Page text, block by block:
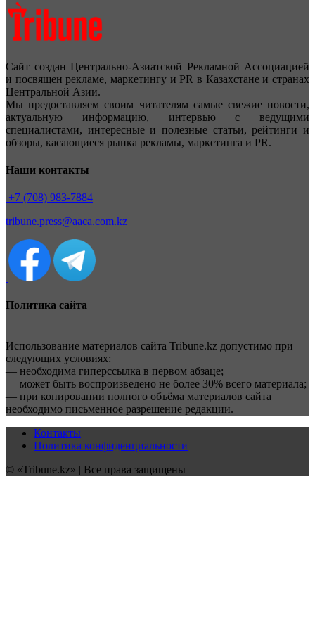
Сайт создан Центрально-Азиатской Рекламной Ассоциацией
и посвящен рекламе, маркетингу и PR в Казахстане и странах
Центральной Азии.
Мы предоставляем своим читателям самые свежие новости,
актуальную информацию, интервью с ведущими
специалистами, интересные и полезные статьи, рейтинги и
обзоры, касающиеся рынка рекламы, маркетинга и PR.
Наши контакты
+7 (708) 983-7884
tribune.press@aaca.com.kz
Политика сайта
Использование материалов сайта Tribune.kz допустимо при
следующих условиях:
— необходима гиперссылка в первом абзаце;
— может быть воспроизведено не более 30% всего материала;
— при копировании полного объёма материалов сайта
необходимо письменное разрешение редакции.
Контакты
Политика конфиденциальности
© «Tribune.kz» | Все права защищены